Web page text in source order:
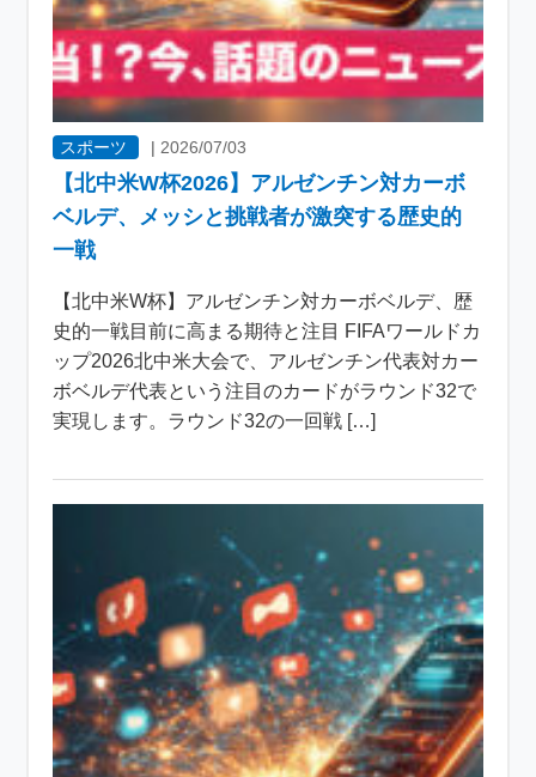
スポーツ | 2026/07/03
【北中米W杯2026】アルゼンチン対カーボ
ベルデ、メッシと挑戦者が激突する歴史的
一戦
【北中米W杯】アルゼンチン対カーボベルデ、歴
史的一戦目前に高まる期待と注目 FIFAワールドカ
ップ2026北中米大会で、アルゼンチン代表対カー
ボベルデ代表という注目のカードがラウンド32で
実現します。ラウンド32の一回戦 […]